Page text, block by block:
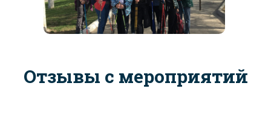
Отзывы с мероприятий